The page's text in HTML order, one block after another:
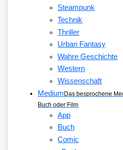
Steampunk
Technik
Thriller
Urban Fantasy
Wahre Geschichte
Western
Wissenschaft
MediumDas besprochene
Buch oder Film
App
Buch
Comic